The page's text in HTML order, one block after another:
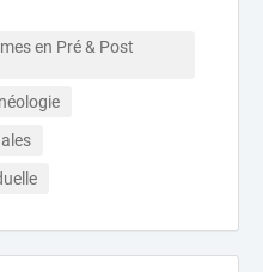
en Pré & Post